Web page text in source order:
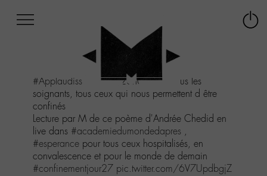
menu
Aller
contenu
Aller
#Applaudissementsà 20h00 pour tous les
soignants, tous ceux qui nous permettent d être
confinés
Lecture par M de ce poème d'Andrée Chedid en
live dans #academiedumondedapres ,
#esperance pour tous ceux hospitalisés, en
convalescence et pour le monde de demain
#confinementjour27 pic.twitter.com/6V7UpdbgjZ